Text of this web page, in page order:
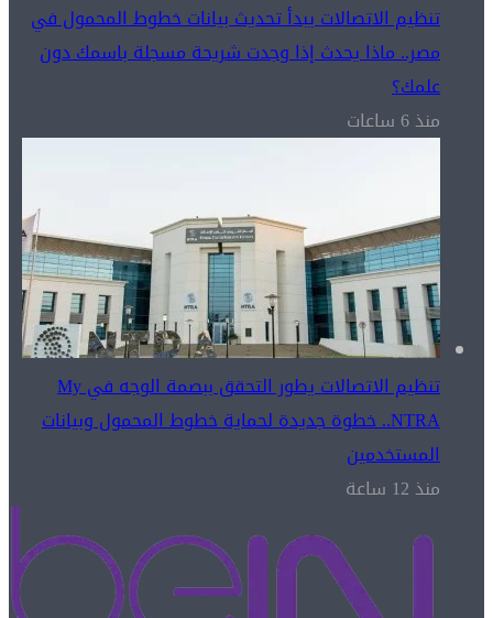
تنظيم الاتصالات يبدأ تحديث بيانات خطوط المحمول في
مصر.. ماذا يحدث إذا وجدت شريحة مسجلة باسمك دون
علمك؟
منذ 6 ساعات
تنظيم الاتصالات يطور التحقق ببصمة الوجه في My
NTRA.. خطوة جديدة لحماية خطوط المحمول وبيانات
المستخدمين
منذ 12 ساعة